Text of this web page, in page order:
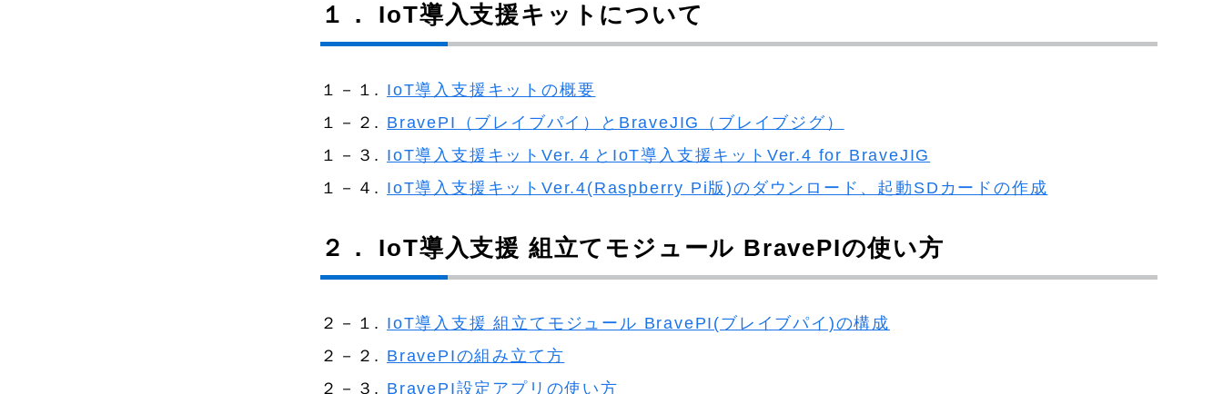
で
１． IoT導入支援キットについて
１－１. IoT導入支援キットの概要
１－２. BravePI（ブレイブパイ）とBraveJIG（ブレイブジグ）
１－３. IoT導入支援キットVer.４とIoT導入支援キットVer.4 for BraveJIG
１－４. IoT導入支援キットVer.4(Raspberry Pi版)のダウンロード、起動SDカードの作成
２． IoT導入支援 組立てモジュール BravePIの使い方
２－１. IoT導入支援 組立てモジュール BravePI(ブレイブパイ)の構成
２－２. BravePIの組み立て方
２－３. BravePI設定アプリの使い方